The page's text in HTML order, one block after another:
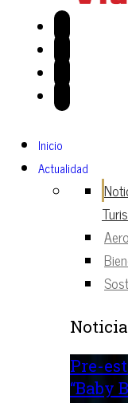
Inicio
Actualidad
Pre-
“Baby